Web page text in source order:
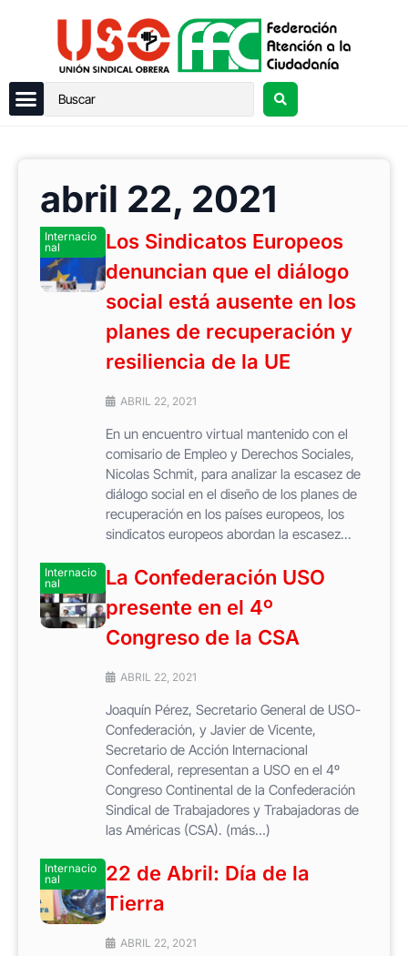
abril 22, 2021
Internacio
nal
Los Sindicatos Europeos
denuncian que el diálogo
social está ausente en los
planes de recuperación y
resiliencia de la UE
ABRIL 22, 2021
En un encuentro virtual mantenido con el
comisario de Empleo y Derechos Sociales,
Nicolas Schmit, para analizar la escasez de
diálogo social en el diseño de los planes de
recuperación en los países europeos, los
sindicatos europeos abordan la escasez...
Internacio
nal
La Confederación USO
presente en el 4º
Congreso de la CSA
ABRIL 22, 2021
Joaquín Pérez, Secretario General de USO-
Confederación, y Javier de Vicente,
Secretario de Acción Internacional
Confederal, representan a USO en el 4º
Congreso Continental de la Confederación
Sindical de Trabajadores y Trabajadoras de
las Américas (CSA). (más…)
Internacio
nal
22 de Abril: Día de la
Tierra
ABRIL 22, 2021